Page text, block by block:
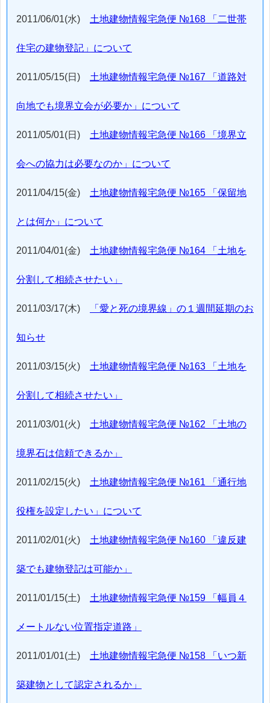
2011/06/01(水) 土地建物情報宅急便 №168 「二世帯
住宅の建物登記」について
2011/05/15(日) 土地建物情報宅急便 №167 「道路対
向地でも境界立会が必要か」について
2011/05/01(日) 土地建物情報宅急便 №166 「境界立
会への協力は必要なのか」について
2011/04/15(金) 土地建物情報宅急便 №165 「保留地
とは何か」について
2011/04/01(金) 土地建物情報宅急便 №164 「土地を
分割して相続させたい」
2011/03/17(木) 「愛と死の境界線」の１週間延期のお
知らせ
2011/03/15(火) 土地建物情報宅急便 №163 「土地を
分割して相続させたい」
2011/03/01(火) 土地建物情報宅急便 №162 「土地の
境界石は信頼できるか」
2011/02/15(火) 土地建物情報宅急便 №161 「通行地
役権を設定したい」について
2011/02/01(火) 土地建物情報宅急便 №160 「違反建
築でも建物登記は可能か」
2011/01/15(土) 土地建物情報宅急便 №159 「幅員４
メートルない位置指定道路」
2011/01/01(土) 土地建物情報宅急便 №158 「いつ新
築建物として認定されるか」